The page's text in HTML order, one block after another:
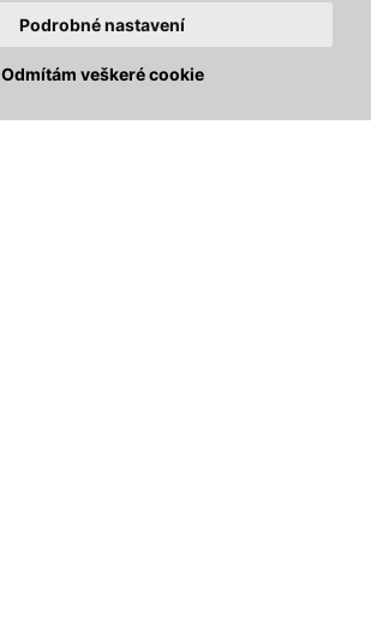
Podrobné nastavení
Odmítám veškeré cookie